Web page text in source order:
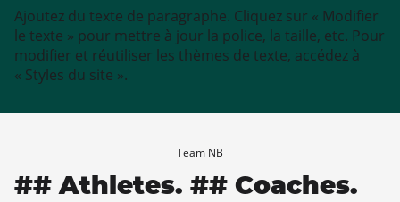
Ajoutez du texte de paragraphe. Cliquez sur « Modifier
le texte » pour mettre à jour la police, la taille, etc. Pour
modifier et réutiliser les thèmes de texte, accédez à
« Styles du site ».
Team NB
## Athletes. ## Coaches.